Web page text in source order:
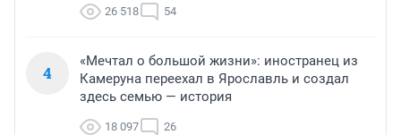
26 518 54
4
«Мечтал о большой жизни»: иностранец из
Камеруна переехал в Ярославль и создал
здесь семью — история
18 097 26